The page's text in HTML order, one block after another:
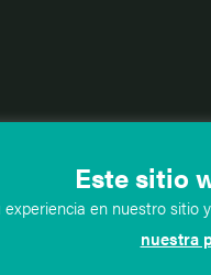
Este sitio
en nuestro
nuestra